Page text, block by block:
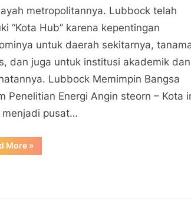
metropolitannya. Lubbock telah
“Kota Hub” karena kepentingan
untuk daerah sekitarnya,
dan juga untuk institusi akademik dan
Lubbock Memimpin Bangsa
Penelitian Energi Angin steorn – Kota
menjadi pusat…
More“Lubbock
Memimpin
»